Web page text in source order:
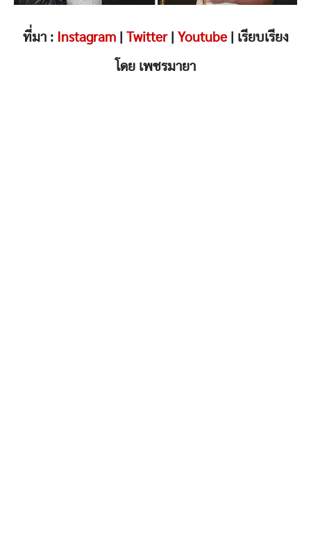
ที่มา : Instagram| Twitter| Youtube| เรียบเรียง
โดย เพชรมายา